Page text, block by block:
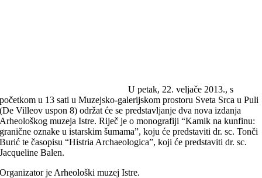
U petak, 22. veljače 2013., s
početkom u 13 sati u Muzejsko-galerijskom prostoru Sveta Srca u Puli
(De Villeov uspon 8) održat će se predstavljanje dva nova izdanja
Arheološkog muzeja Istre. Riječ je o monografiji “Kamik na kunfinu:
granične oznake u istarskim šumama”, koju će predstaviti dr. sc. Tonči
Burić te časopisu “Histria Archaeologica”, koji će predstaviti dr. sc.
Jacqueline Balen.
Organizator je Arheološki muzej Istre.